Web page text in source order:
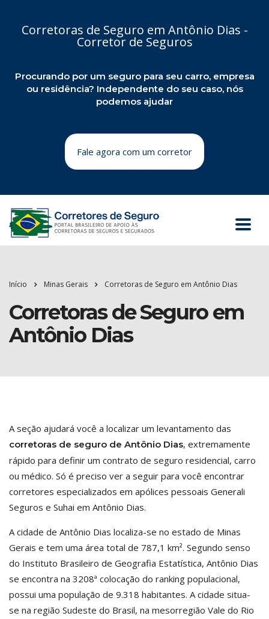
Corretoras de Seguro em Antônio Dias -
Corretor de Seguros
Procurando por um seguro para seu carro, empresa
ou residência? Independente do seu caso, nós
podemos ajudar
Fale agora com um corretor
Início Minas Gerais Corretoras de Seguro em Antônio Dias
Corretoras de Seguro em
Antônio Dias
A seção ajudará você a localizar um levantamento das
corretoras de seguro de Antônio Dias, extremamente
rápido para definir um contrato de seguro residencial, carro
ou médico. Só é preciso ver a seguir para você encontrar
corretores especializados em apólices pessoais Generali
Seguros e Suhai em Antônio Dias.
A cidade de Antônio Dias localiza-se no estado de Minas
Gerais e tem uma área total de 787,1 km². Segundo senso
do Instituto Brasileiro de Geografia Estatística, Antônio Dias
se encontra na 3208ª colocação do ranking populacional,
possui uma população de 9.318 habitantes. A cidade situa-
se na região Sudeste do Brasil, na mesorregião Vale do Rio